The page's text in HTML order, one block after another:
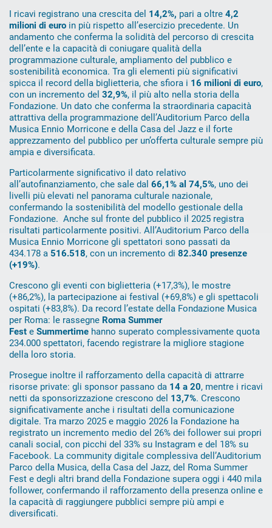
I ricavi registrano una crescita del 14,2%, pari a oltre 4,2
milioni di euro in più rispetto all’esercizio precedente. Un
andamento che conferma la solidità del percorso di crescita
dell’ente e la capacità di coniugare qualità della
programmazione culturale, ampliamento del pubblico e
sostenibilità economica. Tra gli elementi più significativi
spicca il record della biglietteria, che sfiora i 16 milioni di euro,
con un incremento del 32,9%, il più alto nella storia della
Fondazione. Un dato che conferma la straordinaria capacità
attrattiva della programmazione dell’Auditorium Parco della
Musica Ennio Morricone e della Casa del Jazz e il forte
apprezzamento del pubblico per un’offerta culturale sempre più
ampia e diversificata.
Particolarmente significativo il dato relativo
all’autofinanziamento, che sale dal 66,1% al 74,5%, uno dei
livelli più elevati nel panorama culturale nazionale,
confermando la sostenibilità del modello gestionale della
Fondazione. Anche sul fronte del pubblico il 2025 registra
risultati particolarmente positivi. All’Auditorium Parco della
Musica Ennio Morricone gli spettatori sono passati da
434.178 a 516.518, con un incremento di 82.340 presenze
(+19%).
Crescono gli eventi con biglietteria (+17,3%), le mostre
(+86,2%), la partecipazione ai festival (+69,8%) e gli spettacoli
ospitati (+83,8%). Da record l’estate della Fondazione Musica
per Roma: le rassegne Roma Summer
Fest e Summertime hanno superato complessivamente quota
234.000 spettatori, facendo registrare la migliore stagione
della loro storia.
Prosegue inoltre il rafforzamento della capacità di attrarre
risorse private: gli sponsor passano da 14 a 20, mentre i ricavi
netti da sponsorizzazione crescono del 13,7%. Crescono
significativamente anche i risultati della comunicazione
digitale. Tra marzo 2025 e maggio 2026 la Fondazione ha
registrato un incremento medio del 26% dei follower sui propri
canali social, con picchi del 33% su Instagram e del 18% su
Facebook. La community digitale complessiva dell’Auditorium
Parco della Musica, della Casa del Jazz, del Roma Summer
Fest e degli altri brand della Fondazione supera oggi i 440 mila
follower, confermando il rafforzamento della presenza online e
la capacità di raggiungere pubblici sempre più ampi e
diversificati.